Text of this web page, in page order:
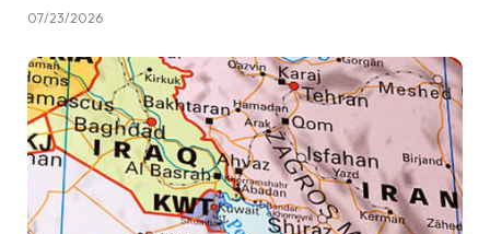
07/23/2026